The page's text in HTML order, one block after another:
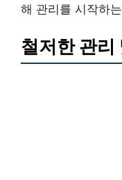
해 관리를 시작하
철저한 관리